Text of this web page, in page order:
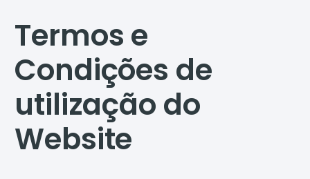
Termos e
Condições de
utilização do
Website